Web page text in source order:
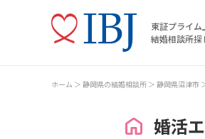
東証プライム
結婚相談所探
ホーム 静岡県の結婚相談所 静岡県沼津市
婚活